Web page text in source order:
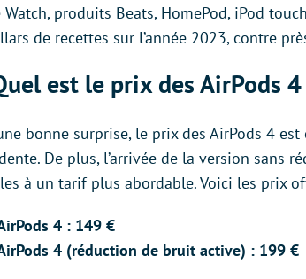
produits Beats, HomePod, iPod
de recettes sur l’année 2023, contre
est le prix des AirPods 4
une bonne surprise, le prix des AirPods 4
De plus, l’arrivée de la version sans
à un tarif plus abordable. Voici les prix
4 : 149 €
4 (réduction de bruit active) : 199 €